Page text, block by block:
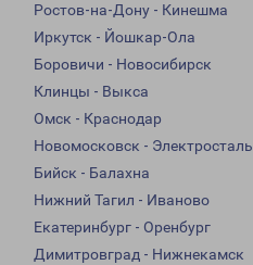
Ростов-на-Дону - Кинешма
Иркутск - Йошкар-Ола
Боровичи - Новосибирск
Клинцы - Выкса
Омск - Краснодар
Новомосковск - Электросталь
Бийск - Балахна
Нижний Тагил - Иваново
Екатеринбург - Оренбург
Димитровград - Нижнекамск